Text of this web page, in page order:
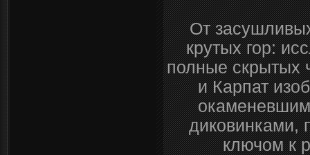
От
крутых гор:
полные скрытых
и Карпат
диковинками,
ключом к